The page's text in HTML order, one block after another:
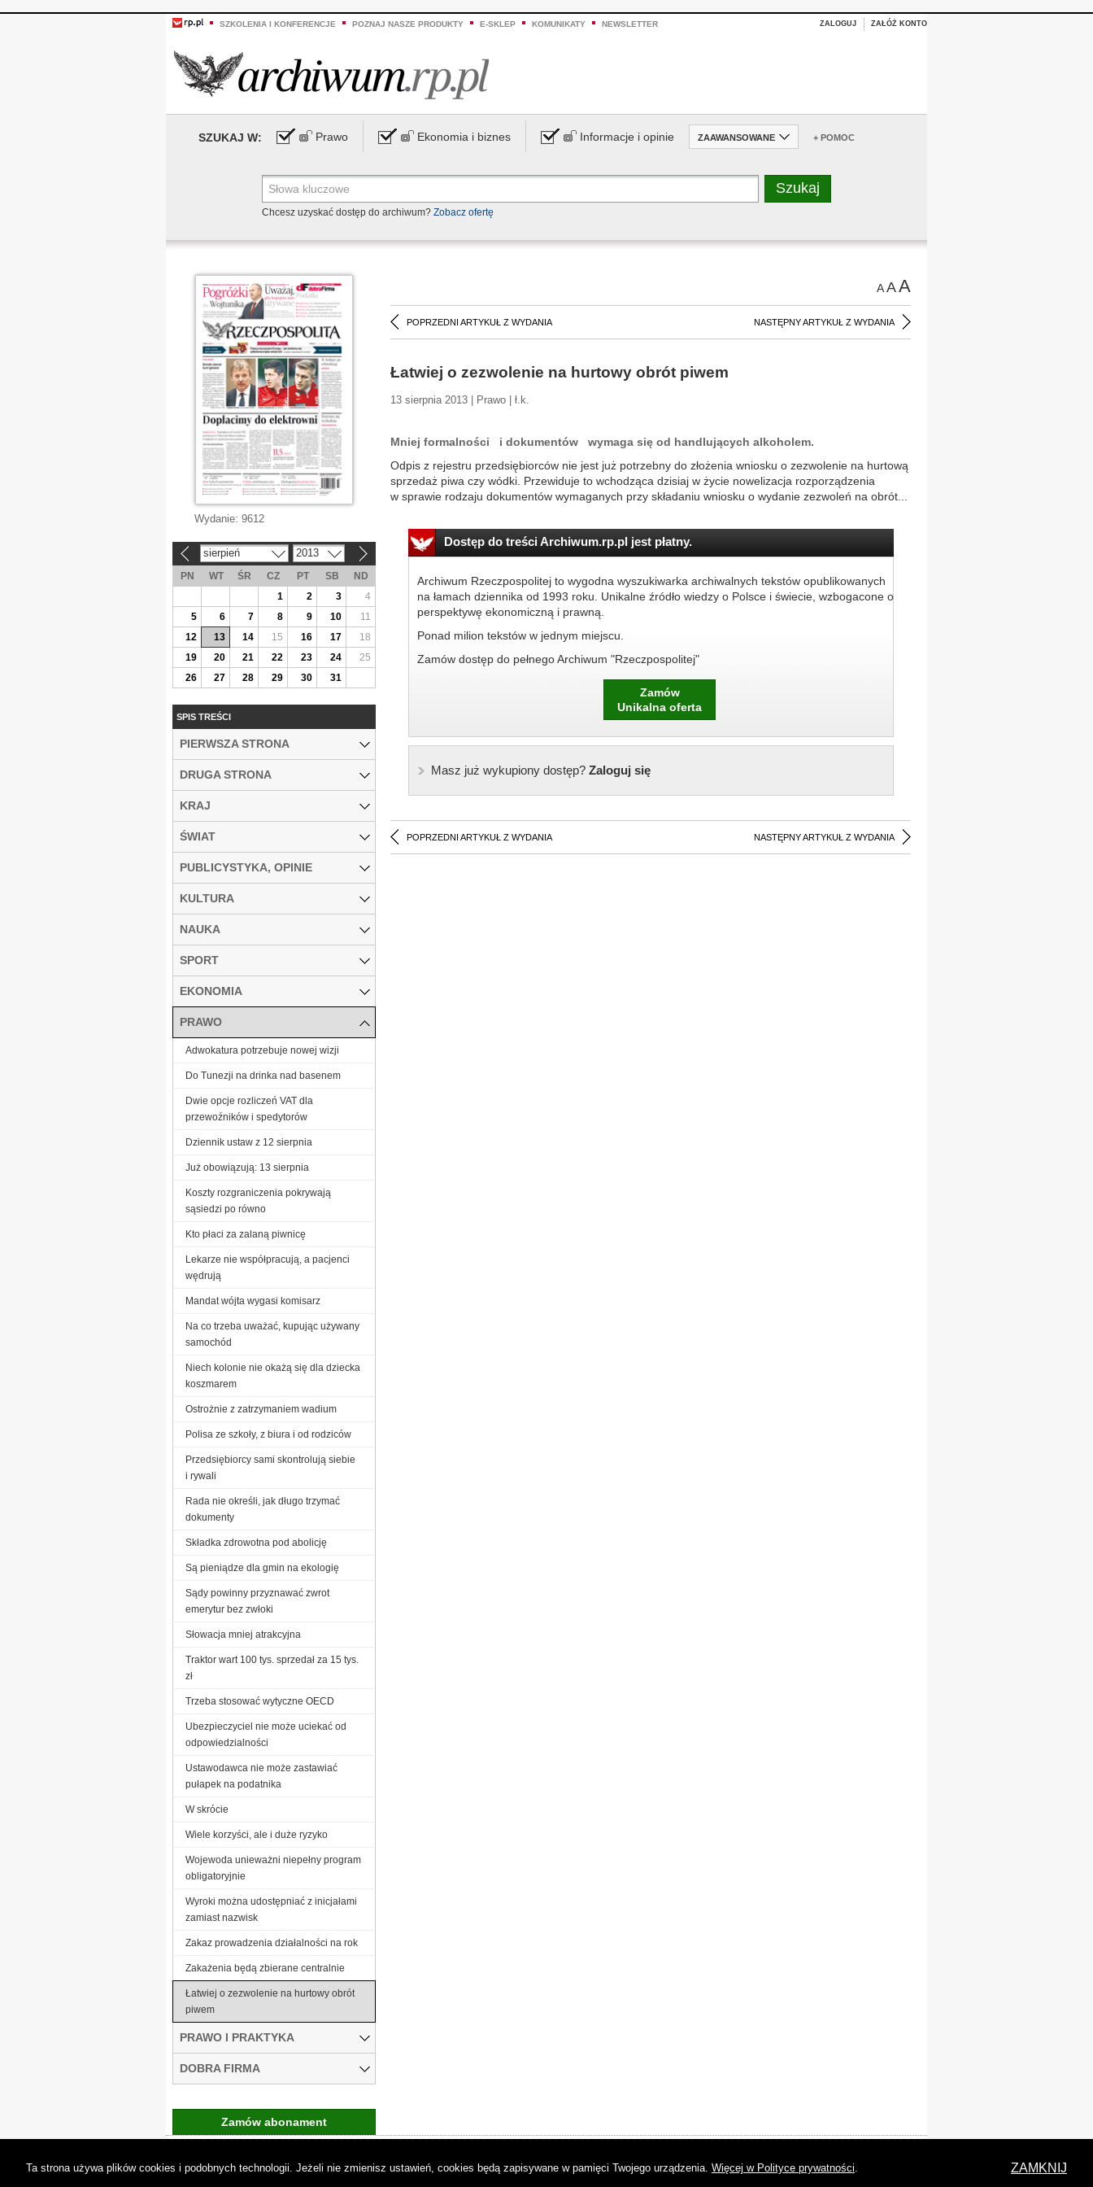
SZKOLENIA I KONFERENCJE POZNAJ NASZE PRODUKTY E-SKLEP KOMUNIKATY NEWSLETTER ZALOGUJ ZAŁÓŻ KONTO
SZUKAJ W: Prawo Ekonomia i biznes Informacje i opinie ZAAWANSOWANE + POMOC
Chcesz uzyskać dostęp do archiwum? Zobacz ofertę
AAA
POPRZEDNI ARTYKUŁ Z WYDANIA NASTĘPNY ARTYKUŁ Z WYDANIA
Łatwiej o zezwolenie na hurtowy obrót piwem
13 sierpnia 2013 | Prawo | ł.k.
Mniej formalności i dokumentów wymaga się od handlujących alkoholem.
Odpis z rejestru przedsiębiorców nie jest już potrzebny do złożenia wniosku o zezwolenie na hurtową
sprzedaż piwa czy wódki. Przewiduje to wchodząca dzisiaj w życie nowelizacja rozporządzenia
w sprawie rodzaju dokumentów wymaganych przy składaniu wniosku o wydanie zezwoleń na obrót...
Dostęp do treści Archiwum.rp.pl jest płatny.
Archiwum Rzeczpospolitej to wygodna wyszukiwarka archiwalnych tekstów opublikowanych
na łamach dziennika od 1993 roku. Unikalne źródło wiedzy o Polsce i świecie, wzbogacone o
perspektywę ekonomiczną i prawną.
Ponad milion tekstów w jednym miejscu.
Zamów dostęp do pełnego Archiwum "Rzeczpospolitej"
Zamów
Unikalna oferta
Masz już wykupiony dostęp?Zaloguj się
POPRZEDNI ARTYKUŁ Z WYDANIA NASTĘPNY ARTYKUŁ Z WYDANIA
Wydanie: 9612
sierpień 2013
PN WT ŚR CZ PT SB
ND
1
2 3
4
5
6 7 8 9 10
11
12
13 14 15 16 17
18
19
20 21 22 23 24
25
26
27 28 29 30 31
SPIS TREŚCI
PIERWSZA STRONA
DRUGA STRONA
KRAJ
ŚWIAT
PUBLICYSTYKA, OPINIE
KULTURA
NAUKA
SPORT
EKONOMIA
PRAWO
Adwokatura potrzebuje nowej wizji
Do Tunezji na drinka nad basenem
Dwie opcje rozliczeń VAT dla
przewoźników i spedytorów
Dziennik ustaw z 12 sierpnia
Już obowiązują: 13 sierpnia
Koszty rozgraniczenia pokrywają
sąsiedzi po równo
Kto płaci za zalaną piwnicę
Lekarze nie współpracują, a pacjenci
wędrują
Mandat wójta wygasi komisarz
Na co trzeba uważać, kupując używany
samochód
Niech kolonie nie okażą się dla dziecka
koszmarem
Ostrożnie z zatrzymaniem wadium
Polisa ze szkoły, z biura i od rodziców
Przedsiębiorcy sami skontrolują siebie
i rywali
Rada nie określi, jak długo trzymać
dokumenty
Składka zdrowotna pod abolicję
Są pieniądze dla gmin na ekologię
Sądy powinny przyznawać zwrot
emerytur bez zwłoki
Słowacja mniej atrakcyjna
Traktor wart 100 tys. sprzedał za 15 tys.
zł
Trzeba stosować wytyczne OECD
Ubezpieczyciel nie może uciekać od
odpowiedzialności
Ustawodawca nie może zastawiać
pułapek na podatnika
W skrócie
Wiele korzyści, ale i duże ryzyko
Wojewoda unieważni niepełny program
obligatoryjnie
Wyroki można udostępniać z inicjałami
zamiast nazwisk
Zakaz prowadzenia działalności na rok
Zakażenia będą zbierane centralnie
Łatwiej o zezwolenie na hurtowy obrót
piwem
PRAWO I PRAKTYKA
DOBRA FIRMA
Zamów abonament
Ta strona używa plików cookies i podobnych technologii. Jeżeli nie zmienisz ustawień, cookies będą zapisywane w pamięci Twojego urządzenia. Więcej w Polityce prywatności. ZAMKNIJ